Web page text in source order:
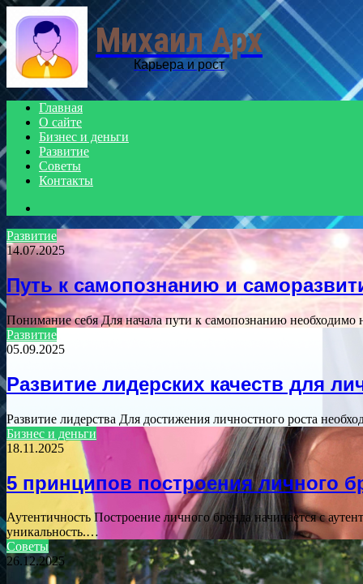
Михаил Арх
Карьера и рост
Главная
О сайте
Бизнес и деньги
Развитие
Советы
Контакты
Развитие
14.07.2025
Путь к самопознанию и
Понимание себя Для начала пути к самопознанию необходимо
Развитие
05.09.2025
Развитие лидерских качеств для
Развитие лидерства Для достижения личностного роста
Бизнес и деньги
18.11.2025
5 принципов построения личного
Аутентичность Построение личного бренда начинается с
уникальность.…
Советы
26.12.2025